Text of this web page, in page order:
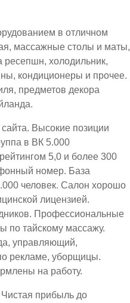
в отличном
массажные столы и маты,
ресепшн, холодильник,
кондиционеры и прочее.
предметов декора
Высокие позиции
в ВК 5.000
5,0 и более 300
номер. База
человек. Салон хорошо
лицензией.
Профессиональные
по тайскому массажу.
управляющий,
рекламе, уборщицы.
на работу.
прибыль до